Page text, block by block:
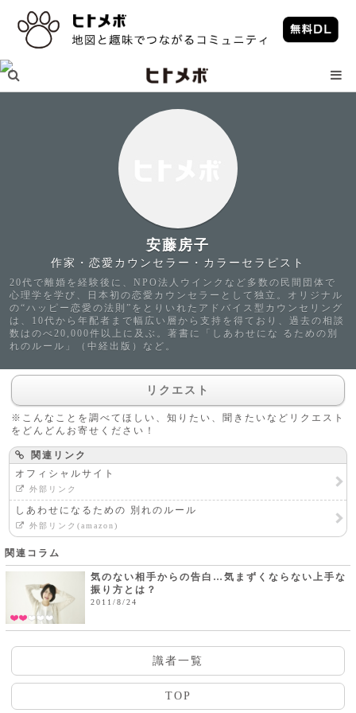
安藤房子
作家・恋愛カウンセラー・カラーセラピスト
20代で離婚を経験後に、NPO法人ウインクなど多数の民間団体で
心理学を学び、日本初の恋愛カウンセラーとして独立。オリジナル
の“ハッピー恋愛の法則”をとりいれたアドバイス型カウンセリング
は、10代から年配者まで幅広い層から支持を得ており、過去の相談
数はのべ20,000件以上に及ぶ。著書に「しあわせにな るための別
れのルール」（中経出版）など。
リクエスト
※こんなことを調べてほしい、知りたい、聞きたいなどリクエスト
をどんどんお寄せください！
関連リンク
オフィシャルサイト
外部リンク
しあわせになるための 別れのルール
外部リンク(amazon)
関連コラム
気のない相手からの告白…気まずくならない上手な
振り方とは？
2011/8/24
識者一覧
TOP